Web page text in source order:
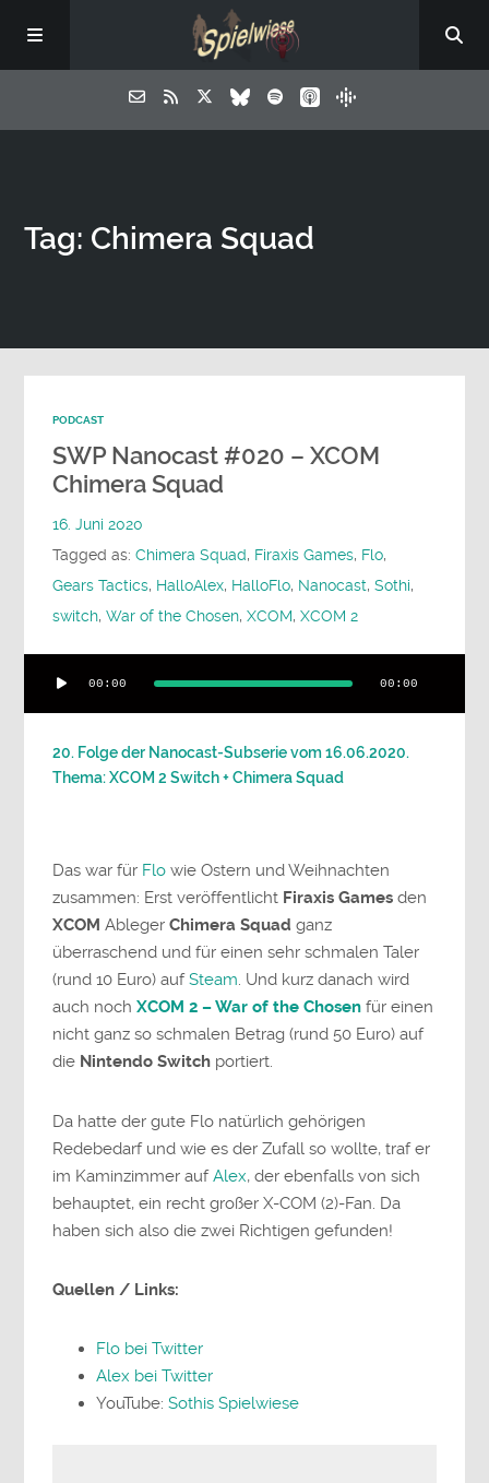
Tag: Chimera Squad
PODCAST
SWP Nanocast #020 – XCOM
Chimera Squad
16. Juni 2020
Tagged as:Chimera Squad, Firaxis Games, Flo,
Gears Tactics, HalloAlex, HalloFlo, Nanocast,Sothi,
switch,War of the Chosen,XCOM,XCOM 2
Player
00:00 00:00
20. Folge der Nanocast-Subserie vom 16.06.2020.
Thema: XCOM 2 Switch + Chimera Squad
Das war für Flo wie Ostern und Weihnachten
zusammen: Erst veröffentlicht Firaxis Games den
XCOM AblegerChimera Squad ganz
überraschend und für einen sehr schmalen Taler
(rund 10 Euro) aufSteam. Und kurz danach wird
auch nochXCOM 2 – War of the Chosen für einen
nicht ganz so schmalen Betrag (rund 50 Euro) auf
die Nintendo Switch portiert.
Da hatte der gute Flo natürlich gehörigen
Redebedarf und wie es der Zufall so wollte, traf er
im Kaminzimmer aufAlex, der ebenfalls von sich
behauptet, ein recht großer X-COM (2)-Fan. Da
haben sich also die zwei Richtigen gefunden!
Quellen / Links:
Flo bei Twitter
Alex bei Twitter
YouTube:Sothis Spielwiese